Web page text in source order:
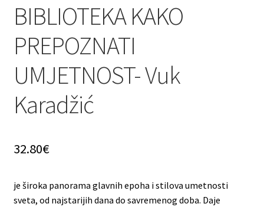
BIBLIOTEKA KAKO
PREPOZNATI
UMJETNOST- Vuk
Karadžić
32.80€
je široka panorama glavnih epoha i stilova umetnosti
sveta, od najstarijih dana do savremenog doba. Daje